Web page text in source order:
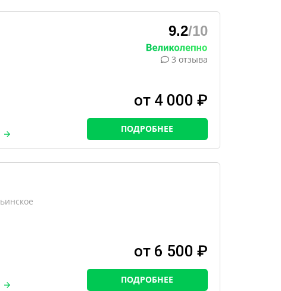
9.2/10
3 отзыва
от 4 000 ₽
ПОДРОБНЕЕ
от 6 500 ₽
ПОДРОБНЕЕ